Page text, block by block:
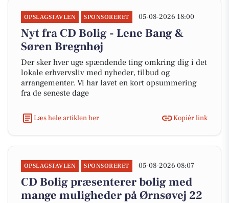
OPSLAGSTAVLEN SPONSORERET 05-08-2026 18:00
Nyt fra CD Bolig - Lene Bang &
Søren Bregnhøj
Der sker hver uge spændende ting omkring dig i det
lokale erhvervsliv med nyheder, tilbud og
arrangementer. Vi har lavet en kort opsummering
fra de seneste dage
Læs hele artiklen her Kopiér link
OPSLAGSTAVLEN SPONSORERET 05-08-2026 08:07
CD Bolig præsenterer bolig med
mange muligheder på Ørnsøvej 22